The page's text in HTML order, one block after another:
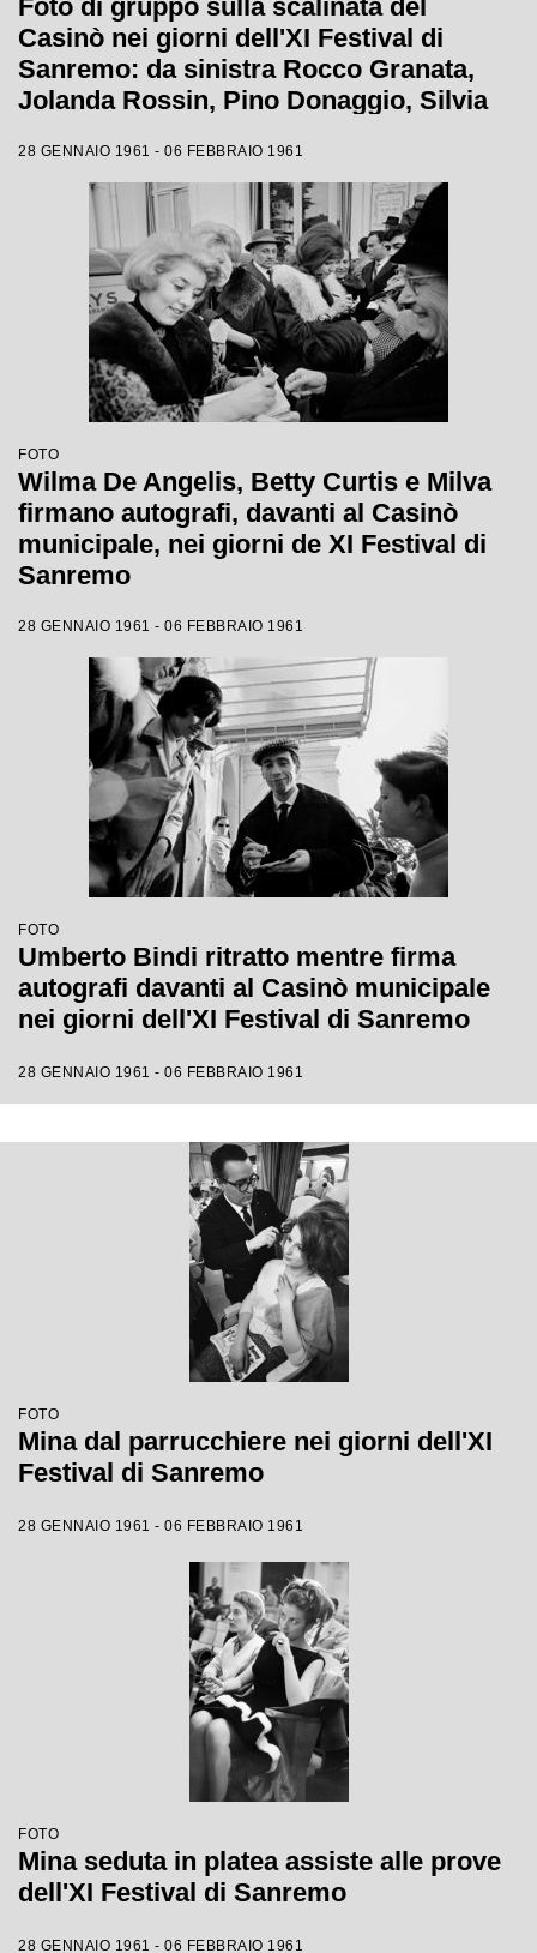
Foto di gruppo sulla scalinata del
Casinò nei giorni dell'XI Festival di
Sanremo: da sinistra Rocco Granata,
Jolanda Rossin, Pino Donaggio, Silvia
Renis e Betty Curtis
28 GENNAIO 1961 - 06 FEBBRAIO 1961
FOTO
Wilma De Angelis, Betty Curtis e Milva
firmano autografi, davanti al Casinò
municipale, nei giorni de XI Festival di
Sanremo
28 GENNAIO 1961 - 06 FEBBRAIO 1961
FOTO
Umberto Bindi ritratto mentre firma
autografi davanti al Casinò municipale
nei giorni dell'XI Festival di Sanremo
28 GENNAIO 1961 - 06 FEBBRAIO 1961
FOTO
Mina dal parrucchiere nei giorni dell'XI
Festival di Sanremo
28 GENNAIO 1961 - 06 FEBBRAIO 1961
FOTO
Mina seduta in platea assiste alle prove
dell'XI Festival di Sanremo
28 GENNAIO 1961 - 06 FEBBRAIO 1961